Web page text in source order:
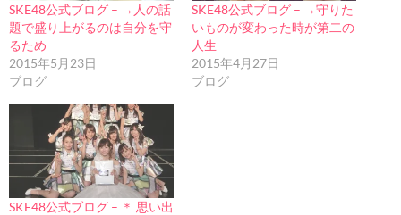
SKE48公式ブログ – →人の話
題で盛り上がるのは自分を守
るため
2015年5月23日
ブログ
SKE48公式ブログ – →守りた
いものが変わった時が第二の
人生
2015年4月27日
ブログ
SKE48公式ブログ – ＊ 思い出